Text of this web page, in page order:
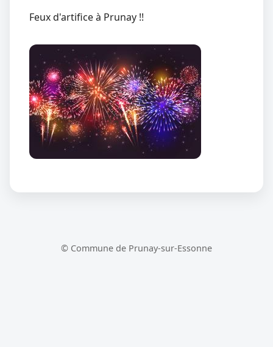
Feux d'artifice à Prunay !!
© Commune de Prunay-sur-Essonne